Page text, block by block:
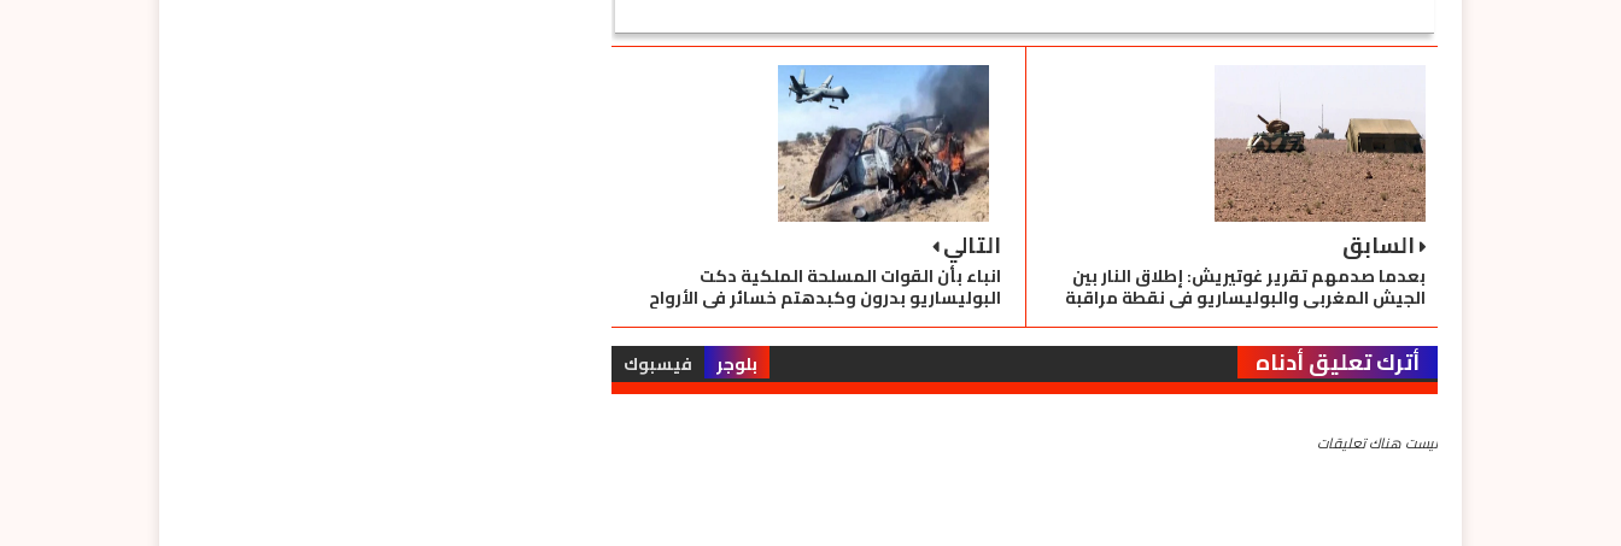
التالي
انباء بأن القوات المسلحة الملكية دكت
البوليساريو بدرون وكبدهتم خسائر في الأرواح
السابق
بعدما صدمهم تقرير غوتيريش: إطلاق النار بين
الجيش المغربي والبوليساريو في نقطة مراقبة
أترك تعليق أدناه بلوجر فيسبوك
ليست هناك تعليقات